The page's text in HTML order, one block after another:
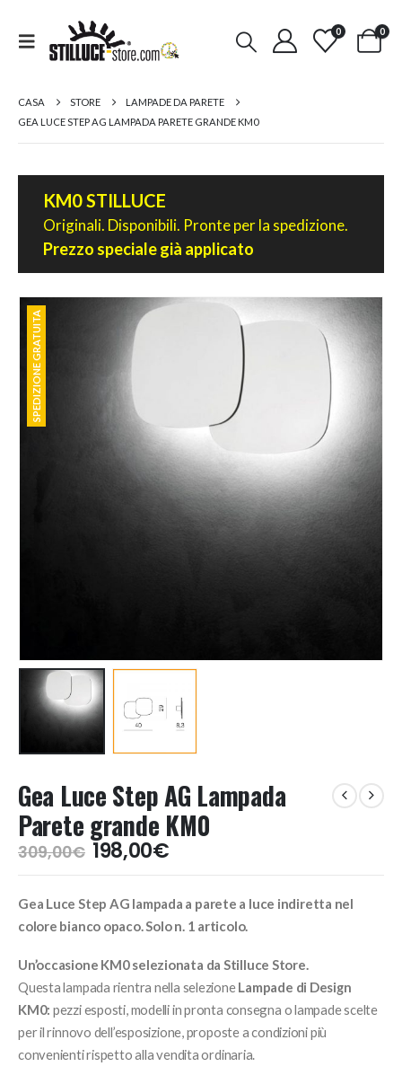
0 0
CASA STORE
LAMPADE DA PARETE
GEA LUCE STEP AG LAMPADA PARETE GRANDE KM0
KM0 STILLUCE
Originali. Disponibili. Pronte per la spedizione.
Prezzo speciale già applicato
SPEDIZIONE GRATUITA
SPEDIZIONE GRATUITA
Gea Luce Step AG Lampada
Parete grande KM0
309,00€ Il
prezzo
era:
309,00€.
198,00€Il
prezzo
è:
198,00€.
Gea Luce Step AG lampada a parete a luce indiretta nel
colore bianco opaco. Solo n. 1 articolo.
Un’occasione KM0 selezionata da Stilluce Store.
Questa lampada rientra nella selezioneLampade di Design
KM0: pezzi esposti, modelli in pronta consegna o lampade scelte
per il rinnovo dell’esposizione, proposte a condizioni più
convenienti rispetto alla vendita ordinaria.